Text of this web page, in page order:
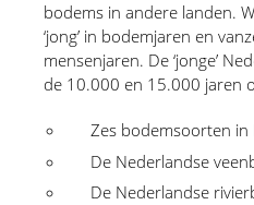
bodems in andere landen.
‘jong’ in bodemjaren en
mensenjaren. De ‘jonge’
de 10.000 en 15.000 jaren
Zes bodemsoorten in
De Nederlandse
De Nederlandse